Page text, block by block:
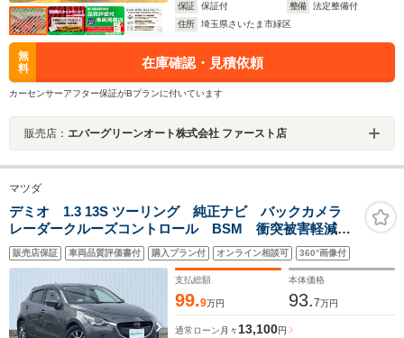
保証
保証付 整備
法定整備付
住所
埼玉県さいたま市緑区
無
料
在庫確認・見積依頼
カーセンサーアフター保証がBプランに付いています
販売店： エバーグリーンオート株式会社 ファースト店
マツダ
デミオ 1.3 13S ツーリング 純正ナビ バックカメラ
レーダークルーズコントロール BSM 衝突被害軽減シ
ステム LDA アイドリングストップ コーナーセンサ
ー ETC HUD シートヒーター ステアリングスイッ
チ LEDヘッド
販売店保証 車両品質評価書付 購入プラン付 オンライン相談可 360°画像付
支払総額
99.9万円
本体価格
93.7万円
通常ローン 月々 13,100円